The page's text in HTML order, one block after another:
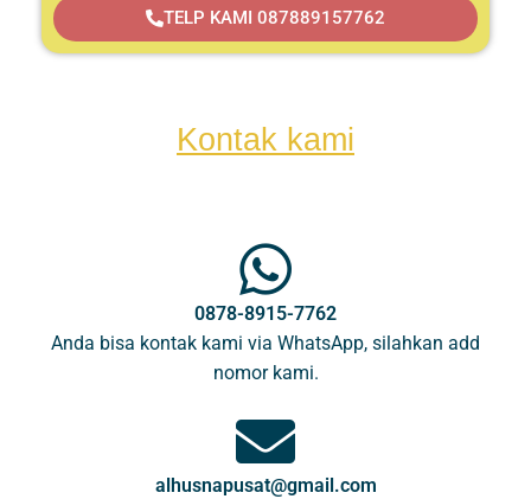
TELP KAMI 087889157762
Kontak kami
0878-8915-7762
Anda bisa kontak kami via WhatsApp, silahkan add
nomor kami.
alhusnapusat@gmail.com